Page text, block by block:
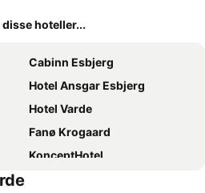
hoteller...
Cabinn Esbjerg
Hotel Ansgar Esbjerg
Hotel Varde
Fanø Krogaard
KonceptHotel